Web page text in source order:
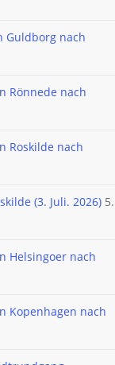
Guldborg nach
Rönnede nach
Roskilde nach
(3. Juli. 2026) 5.
Helsingoer nach
Kopenhagen nach